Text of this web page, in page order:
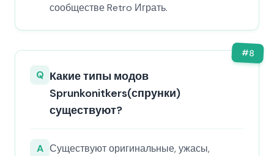
сообществе Retro Играть.
#8
Q Какие типы модов
Sprunkonitkers(спрунки)
существуют?
A Существуют оригинальные, ужасы,